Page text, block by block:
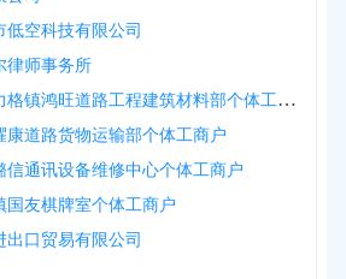
空科技有限公司
律师事务所
乌拉特后旗巴音宝力格镇鸿旺道路工程建筑材料部个体工商户
康道路货物运输部个体工商户
信通讯设备维修中心个体工商户
国友棋牌室个体工商户
口贸易有限公司